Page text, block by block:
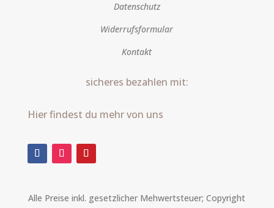
Datenschutz
Widerrufsformular
Kontakt
sicheres bezahlen mit:
Hier findest du mehr von uns
Alle Preise inkl. gesetzlicher Mehwertsteuer; Copyright